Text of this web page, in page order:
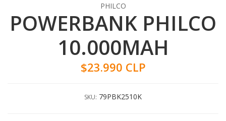
PHILCO
POWERBANK PHILCO
10.000MAH
$23.990 CLP
SKU: 79PBK2510K